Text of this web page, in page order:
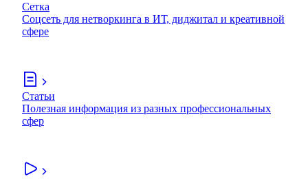
Сетка
Соцсеть для нетворкинга в ИТ, диджитал и креативной
сфере
Статьи
Полезная информация из разных профессиональных
сфер